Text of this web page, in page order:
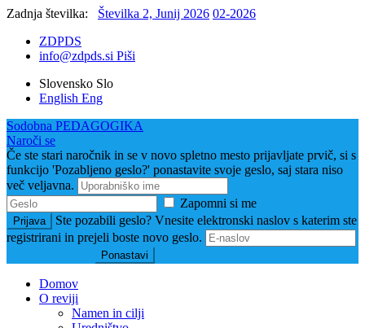
Zadnja številka: Številka 2, Junij 2026 02-2026
ZDPDS
info@zdpds.si Piši
Slovensko Slo
English Eng
Sodobna PEDAGOGIKA
Naroči se
Če ste stari naročnik in se v novo spletno mesto prijavljate prvič, si s
funkcijo 'Pozabljeno geslo?' ponastavite svoje geslo, saj stara niso
več veljavna.
Zapomni si me
Prijava
Ste pozabili geslo? Vnesite elektronski naslov s katerim ste
registrirani in prejeli boste novo geslo.
Ponastavi
Domov
O reviji
Namen in cilji